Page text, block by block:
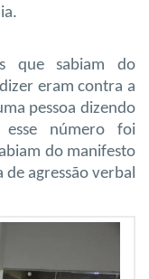
que sabiam do
eram contra a
pessoa dizendo
número foi
do manifesto
de agressão verbal